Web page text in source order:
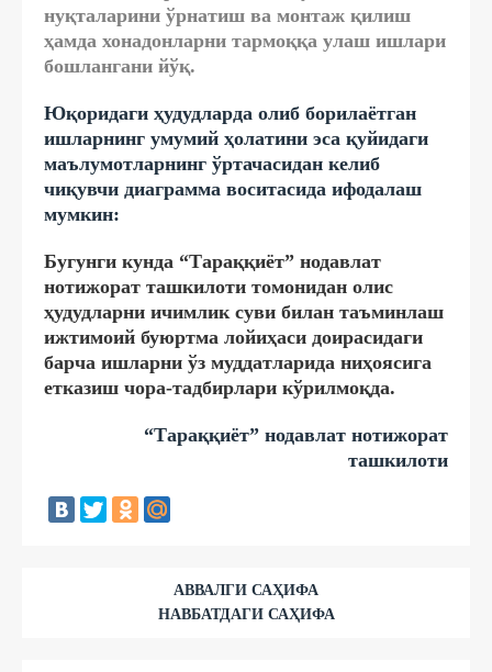
нуқталарини ўрнатиш ва монтаж қилиш
ҳамда хонадонларни тармоққа улаш ишлари
бошлангани йўқ.
Юқоридаги ҳудудларда олиб борилаётган
ишларнинг умумий ҳолатини эса қуйидаги
маълумотларнинг ўртачасидан келиб
чиқувчи диаграмма воситасида ифодалаш
мумкин:
Бугунги кунда “Тараққиёт” нодавлат
нотижорат ташкилоти томонидан олис
ҳудудларни ичимлик суви билан таъминлаш
ижтимоий буюртма лойиҳаси доирасидаги
барча ишларни ўз муддатларида ниҳоясига
етказиш чора-тадбирлари кўрилмоқда.
“Тараққиёт” нодавлат нотижорат
ташкилоти
АВВАЛГИ САҲИФА
НАВБАТДАГИ САҲИФА